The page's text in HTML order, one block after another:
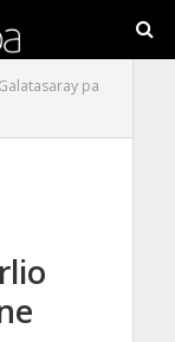
pa